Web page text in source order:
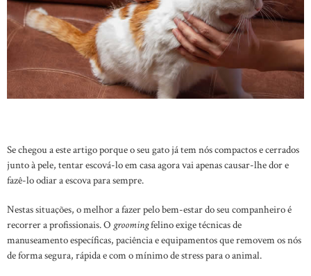
Se chegou a este artigo porque o seu gato já tem nós compactos e cerrados
junto à pele, tentar escová-lo em casa agora vai apenas causar-lhe dor e
fazê-lo odiar a escova para sempre.
Nestas situações, o melhor a fazer pelo bem-estar do seu companheiro é
recorrer a profissionais. O groomingfelino exige técnicas de
manuseamento específicas, paciência e equipamentos que removem os nós
de forma segura, rápida e com o mínimo de stress para o animal.